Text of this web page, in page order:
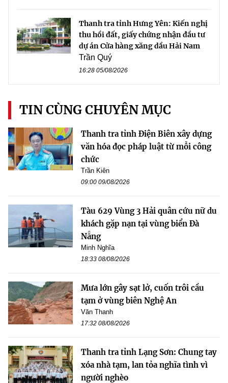
Thanh tra tỉnh Hưng Yên: Kiến nghị
thu hồi đất, giấy chứng nhận đầu tư
dự án Cửa hàng xăng dầu Hải Nam
Trần Quý
16:28 05/08/2026
TIN CÙNG CHUYÊN MỤC
Thanh tra tỉnh Điện Biên xây dựng
văn hóa đọc pháp luật từ mỗi công
chức
Trần Kiên
09:00 09/08/2026
Tàu 629 Vùng 3 Hải quân cứu nữ du
khách gặp nạn tại vùng biển Đà
Nẵng
Minh Nghĩa
18:33 08/08/2026
Mưa lớn gây sạt lở, cuốn trôi cầu
tạm ở vùng biên Nghệ An
Văn Thanh
17:32 08/08/2026
Thanh tra tỉnh Lạng Sơn: Chung tay
xóa nhà tạm, lan tỏa nghĩa tình vì
người nghèo